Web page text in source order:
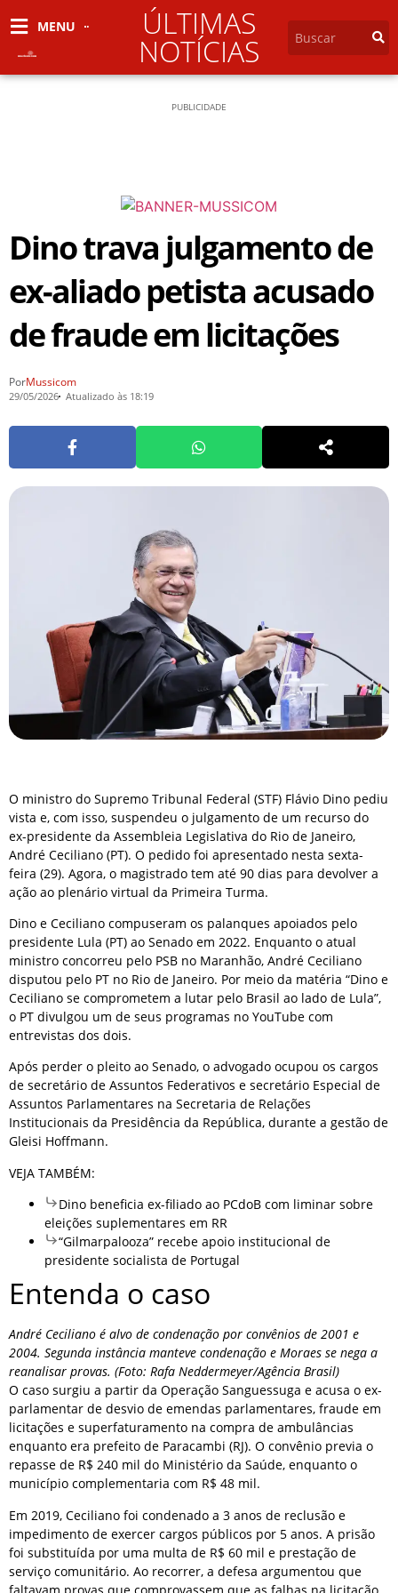
MENU ÚLTIMAS
NOTÍCIAS
PUBLICIDADE
Dino trava julgamento de
ex-aliado petista acusado
de fraude em licitações
PorMussicom
29/05/2026 Atualizado às 18:19
O ministro do Supremo Tribunal Federal (STF) Flávio Dino pediu
vista e, com isso, suspendeu o julgamento de um recurso do
ex-presidente da Assembleia Legislativa do Rio de Janeiro,
André Ceciliano (PT). O pedido foi apresentado nesta sexta-
feira (29). Agora, o magistrado tem até 90 dias para devolver a
ação ao plenário virtual da Primeira Turma.
Dino e Ceciliano compuseram os palanques apoiados pelo
presidente Lula (PT) ao Senado em 2022. Enquanto o atual
ministro concorreu pelo PSB no Maranhão, André Ceciliano
disputou pelo PT no Rio de Janeiro. Por meio da matéria “Dino e
Ceciliano se comprometem a lutar pelo Brasil ao lado de Lula”,
o PT divulgou um de seus programas no YouTube com
entrevistas dos dois.
Após perder o pleito ao Senado, o advogado ocupou os cargos
de secretário de Assuntos Federativos e secretário Especial de
Assuntos Parlamentares na Secretaria de Relações
Institucionais da Presidência da República, durante a gestão de
Gleisi Hoffmann.
VEJA TAMBÉM:
Dino beneficia ex-filiado ao PCdoB com liminar sobre
eleições suplementares em RR
“Gilmarpalooza” recebe apoio institucional de
presidente socialista de Portugal
Entenda o caso
André Ceciliano é alvo de condenação por convênios de 2001 e
2004. Segunda instância manteve condenação e Moraes se nega a
reanalisar provas. (Foto: Rafa Neddermeyer/Agência Brasil)
O caso surgiu a partir da Operação Sanguessuga e acusa o ex-
parlamentar de desvio de emendas parlamentares, fraude em
licitações e superfaturamento na compra de ambulâncias
enquanto era prefeito de Paracambi (RJ). O convênio previa o
repasse de R$ 240 mil do Ministério da Saúde, enquanto o
município complementaria com R$ 48 mil.
Em 2019, Ceciliano foi condenado a 3 anos de reclusão e
impedimento de exercer cargos públicos por 5 anos. A prisão
foi substituída por uma multa de R$ 60 mil e prestação de
serviço comunitário. Ao recorrer, a defesa argumentou que
faltavam provas que comprovassem que as falhas na licitação